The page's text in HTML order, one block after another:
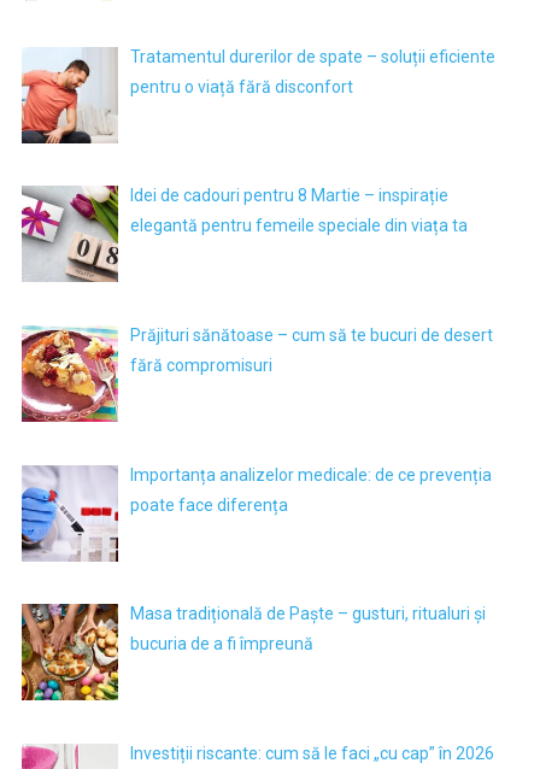
Tratamentul durerilor de spate – soluții eficiente
pentru o viață fără disconfort
Idei de cadouri pentru 8 Martie – inspirație
elegantă pentru femeile speciale din viața ta
Prăjituri sănătoase – cum să te bucuri de desert
fără compromisuri
Importanța analizelor medicale: de ce prevenția
poate face diferența
Masa tradițională de Paște – gusturi, ritualuri și
bucuria de a fi împreună
Investiții riscante: cum să le faci „cu cap” în 2026